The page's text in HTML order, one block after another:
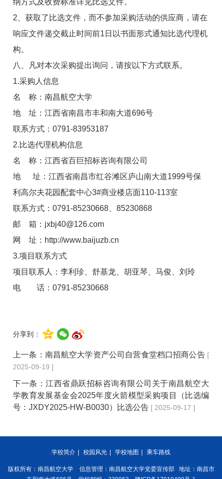
2、获取了比选文件，而不参加采购活动的供应商，请在
响应文件递交截止时间前1日以书面形式通知比选代理机
构。
八、凡对本次采购提出询问，请按以下方式联系。
1.采购人信息
名 称：南昌航空大学
地 址：江西省南昌市丰和南大道696号
联系方式：0791-83953187
2.比选代理机构信息
名 称：江西省百巨招标咨询有限公司
地 址：江西省南昌市红谷滩区庐山南大道1999号保
利高尔夫花园配套中心3#商业楼店面110-113室
联系方式：0791-85230668、85230868
邮 箱：jxbj40@126.com
网 址：http://www.baijuzb.cn
3.项目联系方式
项目联系人：李利珍、舒基龙、胡亚琴、马俊、刘玲
电 话：0791-85230668
分享到：
上一条： 南昌航空大学资产公司自营食堂档口招商公告 [
2025-09-19 ]
下一条：江西省鼎跃招标咨询有限公司关于南昌航空大
学教育发展基金会2025年度火箭模型采购项目（比选编
号：JXDY2025-HW-B0030）比选公告 [ 2025-09-17 ]
学校简介 校园风光 学校地图 乘车路线
版权所有：南昌航空大学 信息管理：南昌航空大学党委宣传部 地址：南昌市